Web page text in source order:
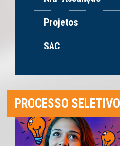
Projetos
SAC
PROCESSO SELETIVO